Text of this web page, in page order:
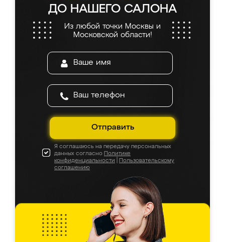
ДО НАШЕГО САЛОНА
Из любой точки Москвы и
Московской области!
Отправить
Я соглашаюсь на передачу персональных
данных согласно Политике
конфиденциальности
Пользовательскому
соглашению